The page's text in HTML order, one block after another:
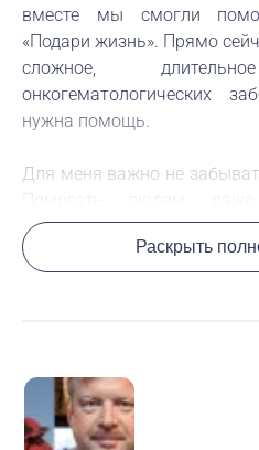
вместе мы смогли
«Подари жизнь». Прямо
сложное,
онкогематологических
нужна помощь.
Для меня важно не
нормально. В
воспринимается как
должно. Я верю,
Вы можете перечислить
сумму. Кажется, что это
Раскрыть